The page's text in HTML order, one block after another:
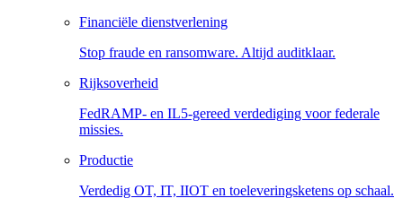
Financiële dienstverlening
Stop fraude en ransomware. Altijd auditklaar.
Rijksoverheid
FedRAMP- en IL5-gereed verdediging voor federale
missies.
Productie
Verdedig OT, IT, IIOT en toeleveringsketens op schaal.